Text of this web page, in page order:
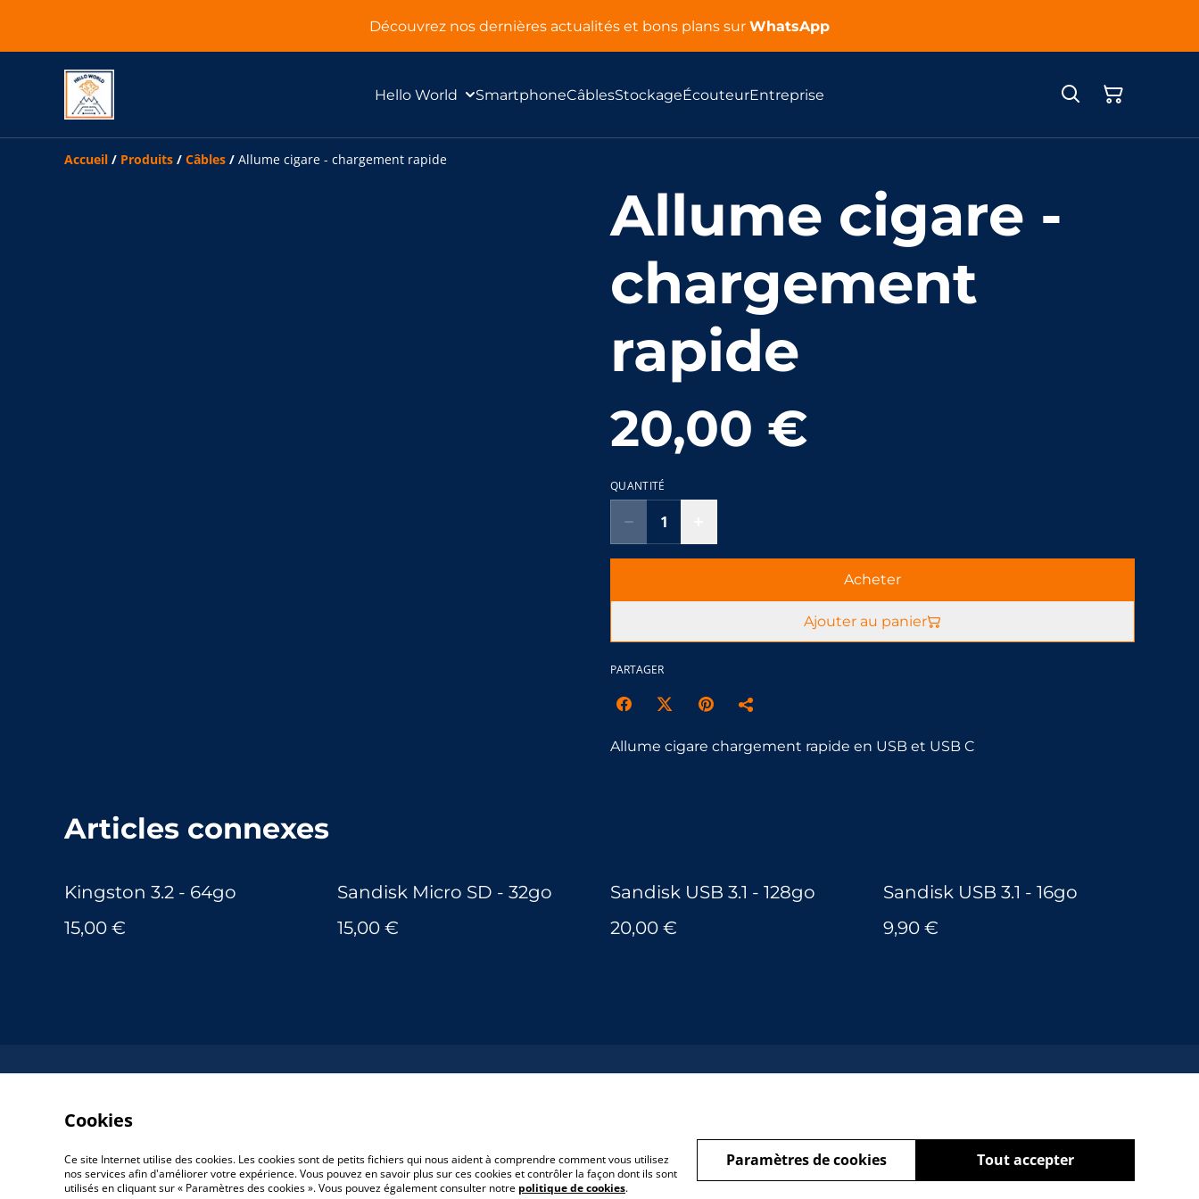
Découvrez nos dernières actualités et bons plans sur WhatsApp
Hello World SmartphoneCâblesStockageÉcouteurEntreprise
Accueil / Produits / Câbles / Allume cigare - chargement rapide
Allume cigare -
chargement
rapide
20,00 €
QUANTITÉ
Acheter
Ajouter au panier
PARTAGER
Allume cigare chargement rapide en USB et USB C
Articles connexes
Kingston 3.2 - 64go
15,00 €
Sandisk Micro SD - 32go
15,00 €
Sandisk USB 3.1 - 128go
20,00 €
Sandisk USB 3.1 - 16go
9,90 €
Cookies
Ce site Internet utilise des cookies. Les cookies sont de petits fichiers qui nous aident à comprendre comment vous utilisez
nos services afin d'améliorer votre expérience. Vous pouvez en savoir plus sur ces cookies et contrôler la façon dont ils sont
utilisés en cliquant sur « Paramètres des cookies ». Vous pouvez également consulter notre politique de cookies.
Tout accepter
Paramètres de cookies